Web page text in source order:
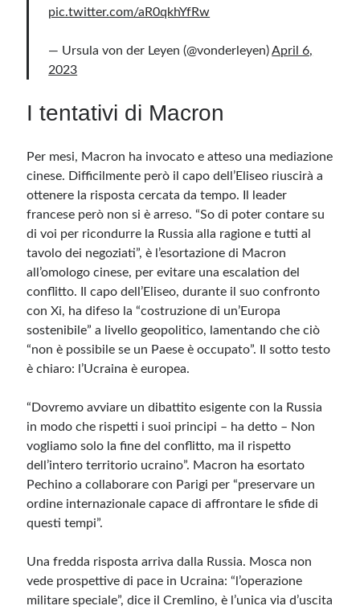
pic.twitter.com/aR0qkhYfRw
— Ursula von der Leyen (@vonderleyen)April 6,
2023
I tentativi di Macron
Per mesi, Macron ha invocato e atteso una mediazione
cinese. Difficilmente però il capo dell’Eliseo riuscirà a
ottenere la risposta cercata da tempo. Il leader
francese però non si è arreso. “So di poter contare su
di voi per ricondurre la Russia alla ragione e tutti al
tavolo dei negoziati”, è l’esortazione di Macron
all’omologo cinese, per evitare una escalation del
conflitto. Il capo dell’Eliseo, durante il suo confronto
con Xi, ha difeso la “costruzione di un’Europa
sostenibile” a livello geopolitico, lamentando che ciò
“non è possibile se un Paese è occupato”. Il sotto testo
è chiaro: l’Ucraina è europea.
“Dovremo avviare un dibattito esigente con la Russia
in modo che rispetti i suoi principi – ha detto – Non
vogliamo solo la fine del conflitto, ma il rispetto
dell’intero territorio ucraino”. Macron ha esortato
Pechino a collaborare con Parigi per “preservare un
ordine internazionale capace di affrontare le sfide di
questi tempi”.
Una fredda risposta arriva dalla Russia. Mosca non
vede prospettive di pace in Ucraina: “l’operazione
militare speciale”, dice il Cremlino, è l’unica via d’uscita